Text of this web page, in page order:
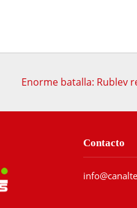
Enorme batalla: Rublev
Contacto